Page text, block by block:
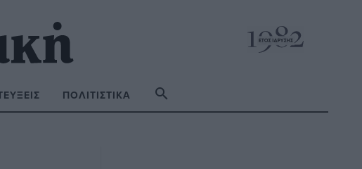
ΠΟΛΙΤΙΣΤΙΚΆ